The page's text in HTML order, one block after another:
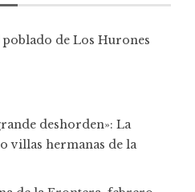
de Los Hurones
deshorden»: La
villas hermanas de la